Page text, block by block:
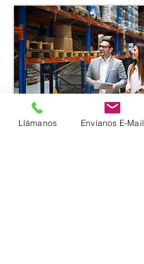
Llámanos Envíanos E-Mail